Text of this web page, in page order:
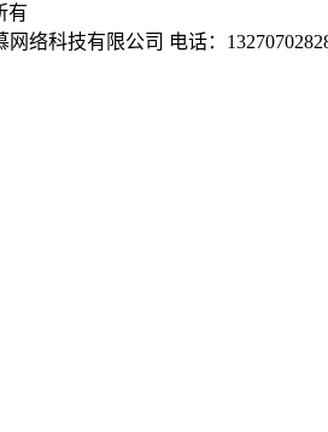
有
网络科技有限公司 电话：